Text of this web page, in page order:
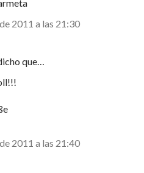
2011 a las 21:30
que…
2011 a las 21:40